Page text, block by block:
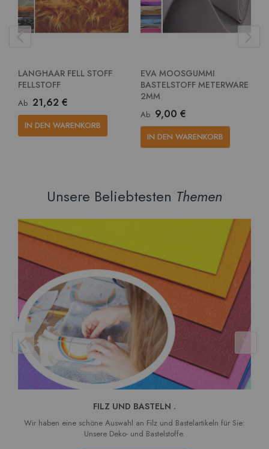
LANGHAAR FELL STOFF
FELLSTOFF
Ab 21,62 €
IN DEN WARENKORB
EVA MOOSGUMMI
BASTELSTOFF METERWARE
2MM
Ab 9,00 €
IN DEN WARENKORB
Unsere Beliebtesten Themen
FILZ UND BASTELN .
Wir haben eine schöne Auswahl an Filz und Bastelartikeln für Sie:
Unsere Deko- und Bastelstoffe.